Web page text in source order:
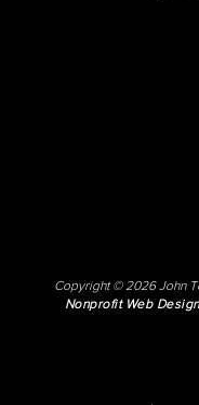
Copyright © 2026 John
Nonprofit Web Design